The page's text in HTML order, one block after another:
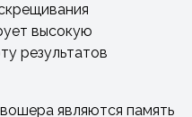
высокую
результатов
являются память